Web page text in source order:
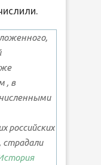
, в
российских
страдали